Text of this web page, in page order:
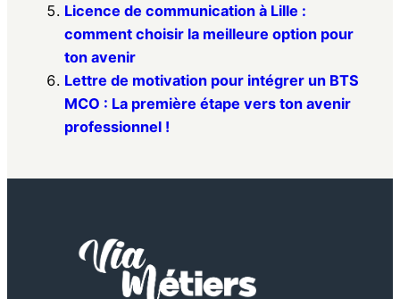
Licence de communication à Lille :
comment choisir la meilleure option pour
ton avenir
Lettre de motivation pour intégrer un BTS
MCO : La première étape vers ton avenir
professionnel !